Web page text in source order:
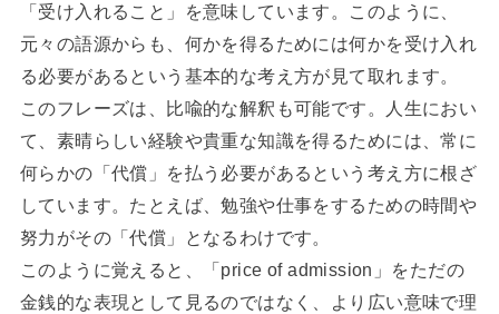
「受け入れること」を意味しています。このように、
元々の語源からも、何かを得るためには何かを受け入れ
る必要があるという基本的な考え方が見て取れます。
このフレーズは、比喩的な解釈も可能です。人生におい
て、素晴らしい経験や貴重な知識を得るためには、常に
何らかの「代償」を払う必要があるという考え方に根ざ
しています。たとえば、勉強や仕事をするための時間や
努力がその「代償」となるわけです。
このように覚えると、「price of admission」をただの
金銭的な表現として見るのではなく、より広い意味で理